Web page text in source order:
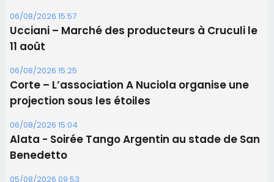
06/08/2026 15:04
Alata - Soirée Tango Argentin au stade de San
Benedetto
05/08/2026 09:53
Biguglia : messe de la Sainte-Marie et
procession le 14 août
31/07/2026 08:24
Tennis - Début ce week-end du tournoi du
RCPV